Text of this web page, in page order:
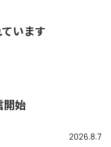
います
開始
2026.8.7